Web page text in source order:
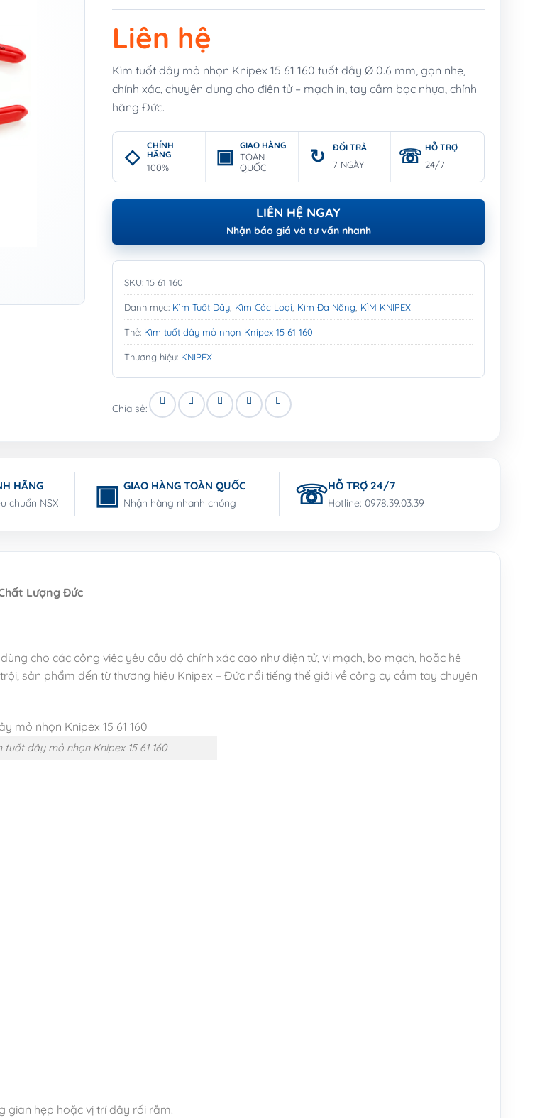
Liên hệ
Kìm tuốt dây mỏ nhọn Knipex 15 61 160 tuốt dây Ø 0.6 mm, gọn nhẹ,
chính xác, chuyên dụng cho điện tử – mạch in, tay cầm bọc nhựa, chính
hãng Đức.
CHÍNH
HÃNG
100%
GIAO HÀNG
TOÀN
QUỐC
ĐỔI TRẢ
7 NGÀY
HỖ TRỢ
24/7
LIÊN HỆ NGAY
Nhận báo giá và tư vấn nhanh
SKU:15 61 160
Danh mục: Kìm Tuốt Dây Kìm Các Loại Kìm Đa Năng KÌM KNIPEX
Thẻ: Kìm tuốt dây mỏ nhọn Knipex 15 61 160
Thương hiệu: KNIPEX
Chia sẻ:
HÃNG
chuẩn NSX
GIAO HÀNG TOÀN QUỐC
Nhận hàng nhanh chóng
HỖ TRỢ 24/7
Hotline: 0978.39.03.39
Lượng Đức
cho các công việc yêu cầu độ chính xác cao như điện tử, vi mạch, bo mạch, hoặc hệ
sản phẩm đến từ thương hiệu Knipex – Đức nổi tiếng thế giới về công cụ cầm tay chuyên
tuốt dây mỏ nhọn Knipex 15 61 160
gian hẹp hoặc vị trí dây rối rắm.